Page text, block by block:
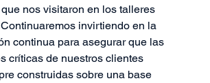
nos visitaron en los talleres
invirtiendo en la
continua para asegurar que las
críticas de nuestros clientes
construidas sobre una base